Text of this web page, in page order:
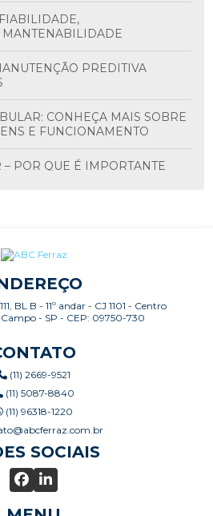
E FUNCIONAMENTO
SUAS VANTAGENS?
BL B - 11º andar - CJ 1101 - Centro
- SP - CEP: 09750-730
(11) 2669-9521
(11) 5087-8840
(11) 96318-1220
SOCIAIS